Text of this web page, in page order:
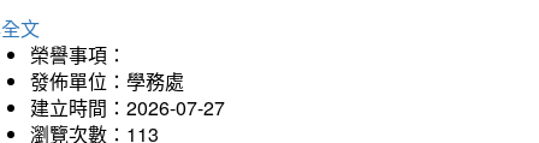
文
榮譽事項：
發佈單位：學務處
建立時間：2026-07-27
瀏覽次數：113